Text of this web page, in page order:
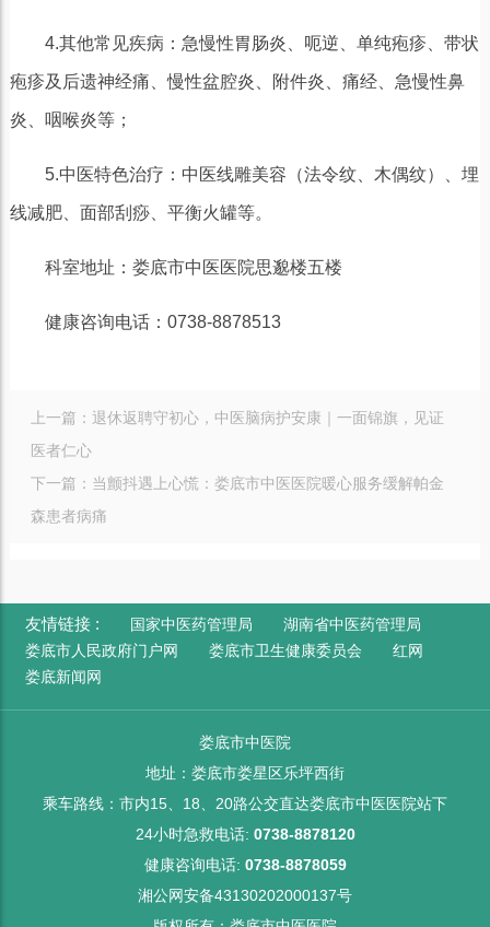
4.其他常见疾病：急慢性胃肠炎、呃逆、单纯疱疹、带状
疱疹及后遗神经痛、慢性盆腔炎、附件炎、痛经、急慢性鼻
炎、咽喉炎等；
5.中医特色治疗：中医线雕美容（法令纹、木偶纹）、埋
线减肥、面部刮痧、平衡火罐等。
科室地址：娄底市中医医院思邈楼五楼
健康咨询电话：0738-8878513
上一篇：退休返聘守初心，中医脑病护安康｜一面锦旗，见证
医者仁心
下一篇： 当颤抖遇上心慌：娄底市中医医院暖心服务缓解帕金
森患者病痛
友情链接 : 国家中医药管理局
湖南省中医药管理局
娄底市人民政府门户网
娄底市卫生健康委员会
红网
娄底新闻网
娄底市中医院
地址：娄底市娄星区乐坪西街
乘车路线：市内15、18、20路公交直达娄底市中医医院站下
24小时急救电话: 0738-8878120
健康咨询电话: 0738-8878059
湘公网安备43130202000137号